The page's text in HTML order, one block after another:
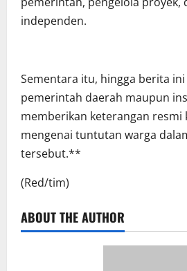
independen.
Sementara itu, hingga berita
pemerintah daerah maupun
memberikan keterangan resmi
mengenai tuntutan warga
tersebut.**
(Red/tim)
ABOUT THE AUTHOR